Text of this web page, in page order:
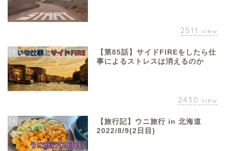
2511 view
13
【第85話】サイドFIREをしたら仕
事によるストレスは消えるのか
2430 view
14
【旅行記】ウニ旅行 in 北海道
2022/8/9(2日目)